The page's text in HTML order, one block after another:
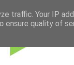
traffic. Your IP
ensure quality of